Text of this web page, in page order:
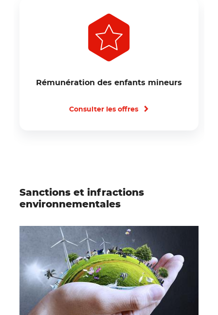
Rémunération des enfants mineurs
Consulter les offres
Sanctions et infractions
environnementales